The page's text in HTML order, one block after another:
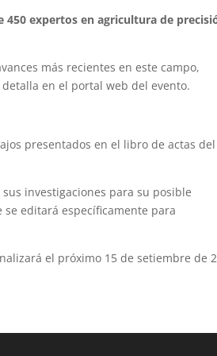
450 expertos en agricultura de
más recientes en este campo,
en el portal web del evento.
presentados en el libro de actas del
investigaciones para su posible
se editará específicamente para
el próximo 15 de setiembre de